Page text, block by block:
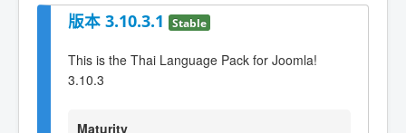
版本 3.10.3.1 Stable
This is the Thai Language Pack for Joomla!
3.10.3
Maturity